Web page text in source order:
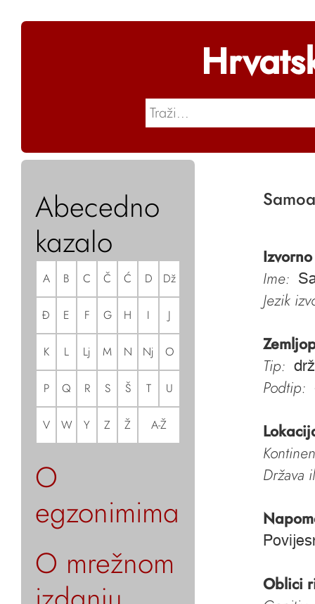
Abecedno
kazalo
A B C Č Ć D Dž
Đ E F G H I J
K L Lj M N Nj O
P Q R S Š T U
V W Y Z Ž A-Ž
O
egzonimima
O mrežnom
Samoa
Ime:
Jezik
Tip:
Podtip:
Država
Oblici